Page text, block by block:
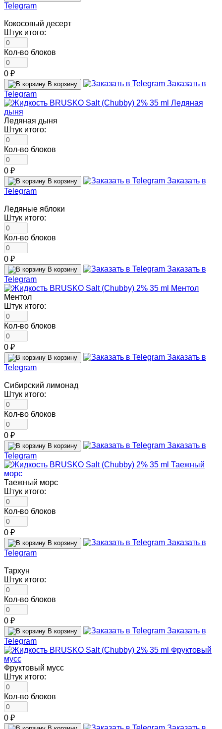
Telegram
Кокосовый десерт
Штук итого:
Кол-во блоков
0 ₽
В корзину
Заказать в
Telegram
Ледяная дыня
Штук итого:
Кол-во блоков
0 ₽
В корзину
Заказать в
Telegram
Ледяные яблоки
Штук итого:
Кол-во блоков
0 ₽
В корзину
Заказать в
Telegram
Ментол
Штук итого:
Кол-во блоков
0 ₽
В корзину
Заказать в
Telegram
Сибирский лимонад
Штук итого:
Кол-во блоков
0 ₽
В корзину
Заказать в
Telegram
Таежный морс
Штук итого:
Кол-во блоков
0 ₽
В корзину
Заказать в
Telegram
Тархун
Штук итого:
Кол-во блоков
0 ₽
В корзину
Заказать в
Telegram
Фруктовый мусс
Штук итого:
Кол-во блоков
0 ₽